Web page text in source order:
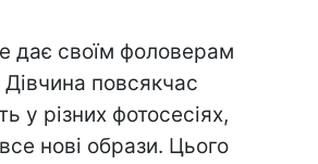
дає своїм фоловерам
Дівчина повсякчас
у різних фотосесіях,
нові образи. Цього